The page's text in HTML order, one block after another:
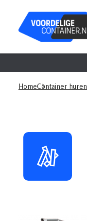
HomeContainer huren